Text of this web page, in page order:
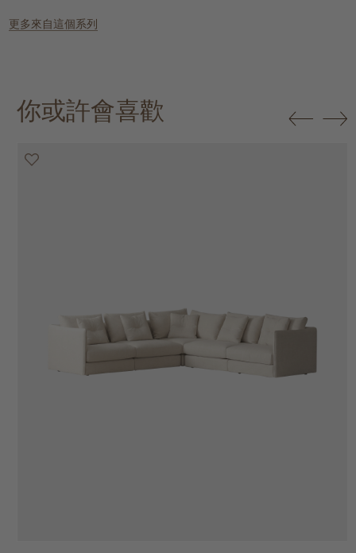
更多來自這個系列
你或許會喜歡